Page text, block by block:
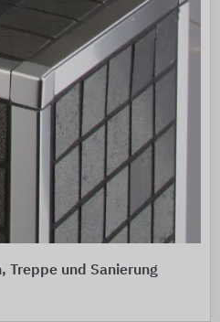
Treppe und Sanierung